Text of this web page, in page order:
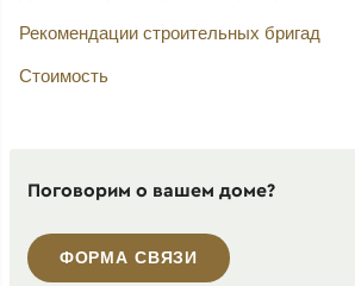
Рекомендации строительных бригад
Стоимость
Поговорим о вашем доме?
ФОРМА СВЯЗИ